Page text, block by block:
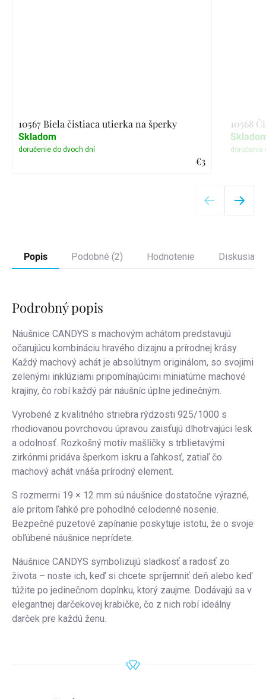
10567 Biela čistiaca utierka na šperky
€3
Skladom
10568
Popis Podobné (2) Hodnotenie Diskusia
Podrobný popis
Náušnice CANDYS s machovým achátom predstavujú
očarujúcu kombináciu hravého dizajnu a prírodnej krásy.
Každý machový achát je absolútnym originálom, so svojimi
zelenými inklúziami pripomínajúcimi miniatúrne machové
krajiny, čo robí každý pár náušníc úplne jedinečným.
Vyrobené z kvalitného striebra rýdzosti 925/1000 s
rhodiovanou povrchovou úpravou zaisťujú dlhotrvajúci lesk
a odolnosť. Rozkošný motív mašličky s trblietavými
zirkónmi pridáva šperkom iskru a ľahkosť, zatiaľ čo
machový achát vnáša prírodný element.
S rozmermi 19 × 12 mm sú náušnice dostatočne výrazné,
ale pritom ľahké pre pohodlné celodenné nosenie.
Bezpečné puzetové zapínanie poskytuje istotu, že o svoje
obľúbené náušnice neprídete.
Náušnice CANDYS symbolizujú sladkosť a radosť zo
života – noste ich, keď si chcete spríjemniť deň alebo keď
túžite po jedinečnom doplnku, ktorý zaujme. Dodávajú sa v
elegantnej darčekovej krabičke, čo z nich robí ideálny
darček pre každú ženu.